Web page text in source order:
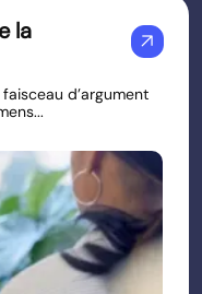
la arrow_outward
d’argument